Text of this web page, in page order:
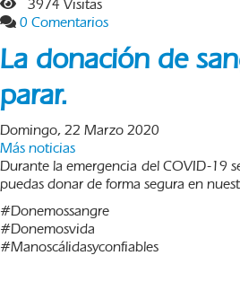
3974 Visitas
0 Comentarios
La donación de
parar.
Domingo, 22 Marzo 2020
Más noticias
Durante la emergencia del COVID-19
puedas donar de forma segura en
#Donemossangre
#Donemosvida
#Manoscálidasyconfiables